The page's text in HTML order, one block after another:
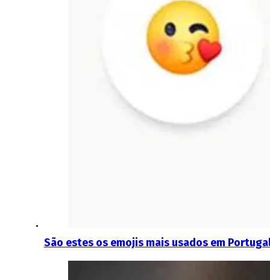
São estes os emojis mais usados em